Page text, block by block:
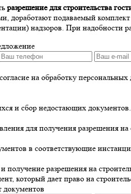
разрешение для строительства
доработают подаваемый комплект
надзоров. При надобности
на обработку
и сбор недостающих документов.
для получения разрешения на
в соответствующие
получение разрешения на
который дает право на
документов